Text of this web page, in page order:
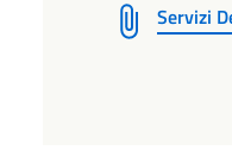
Servizi